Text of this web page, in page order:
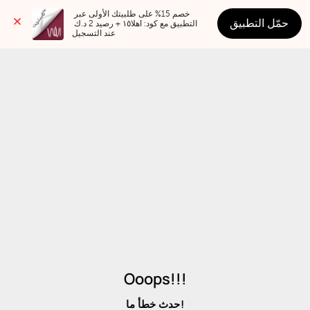
عند التسجيل
حمّل التطبيق
Ooops!!!
حدث خطأ ما!